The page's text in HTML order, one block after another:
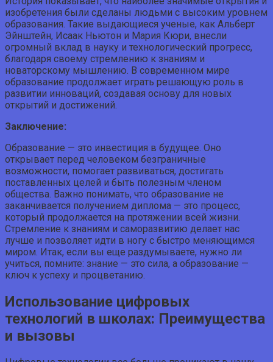
изобретения были сделаны людьми с высоким уровнем
образования. Такие выдающиеся ученые, как Альберт
Эйнштейн, Исаак Ньютон и Мария Кюри, внесли
огромный вклад в науку и технологический прогресс,
благодаря своему стремлению к знаниям и
новаторскому мышлению. В современном мире
образование продолжает играть решающую роль в
развитии инноваций, создавая основу для новых
открытий и достижений.
Заключение:
Образование — это инвестиция в будущее. Оно
открывает перед человеком безграничные
возможности, помогает развиваться, достигать
поставленных целей и быть полезным членом
общества. Важно понимать, что образование не
заканчивается получением диплома — это процесс,
который продолжается на протяжении всей жизни.
Стремление к знаниям и саморазвитию делает нас
лучше и позволяет идти в ногу с быстро меняющимся
миром. Итак, если вы еще раздумываете, нужно ли
учиться, помните: знание — это сила, а образование —
ключ к успеху и процветанию.
Использование цифровых
технологий в школах: Преимущества
и вызовы